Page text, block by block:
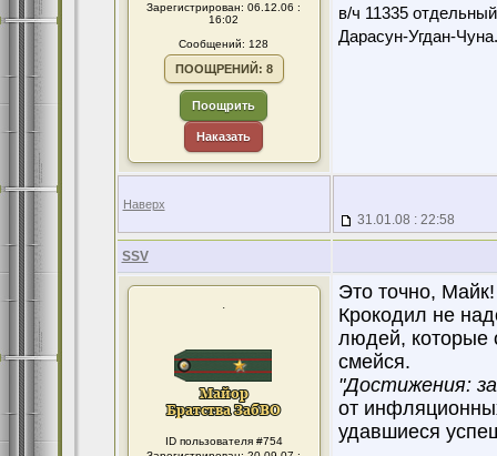
Зарегистрирован: 06.12.06 :
16:02
Сообщений: 128
ПООЩРЕНИЙ: 8
Поощрить
Наказать
в/ч 11335
Дарасун-Угдан-Чуна.
Наверх
31.01.08 : 22:58
SSV
.
ID пользователя #754
Это точно, Майк!
Крокодил не
людей, которые
смейся.
"Достижения:
от
удавшиеся